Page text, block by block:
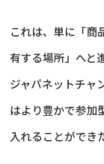
これは、単に「商
有する場所」へと
ジャパネットチャ
はより豊かで参加
入れることができ